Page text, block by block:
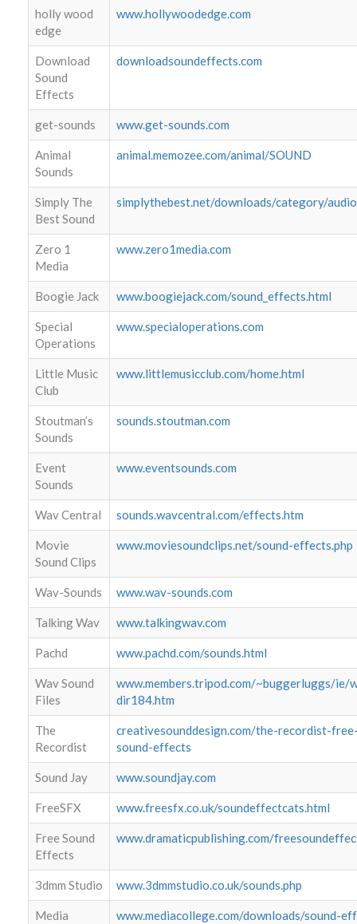
holly wood
edge
www.hollywoodedge.com
Download
Sound
Effects
downloadsoundeffects.com
get-sounds www.get-sounds.com
Animal
Sounds
animal.memozee.com/animal/SOUND
Simply The
Best Sound
simplythebest.net/downloads/category/audio
Zero 1
Media
www.zero1media.com
Boogie Jack www.boogiejack.com/sound_effects.html
Special
Operations
www.specialoperations.com
Little Music
Club
www.littlemusicclub.com/home.html
Stoutman’s
Sounds
sounds.stoutman.com
Event
Sounds
www.eventsounds.com
Wav Central sounds.wavcentral.com/effects.htm
Movie
Sound Clips
www.moviesoundclips.net/sound-effects.php
Wav-Sounds www.wav-sounds.com
Talking Wav www.talkingwav.com
Pachd www.pachd.com/sounds.html
Wav Sound
Files
www.members.tripod.com/~buggerluggs/ie/
dir184.htm
The
Recordist
creativesounddesign.com/the-recordist-
sound-effects
Sound Jay www.soundjay.com
FreeSFX www.freesfx.co.uk/soundeffectcats.html
Free Sound
Effects
www.dramaticpublishing.com/
3dmm Studio www.3dmmstudio.co.uk/sounds.php
Media
www.mediacollege.com/downloads/sound-